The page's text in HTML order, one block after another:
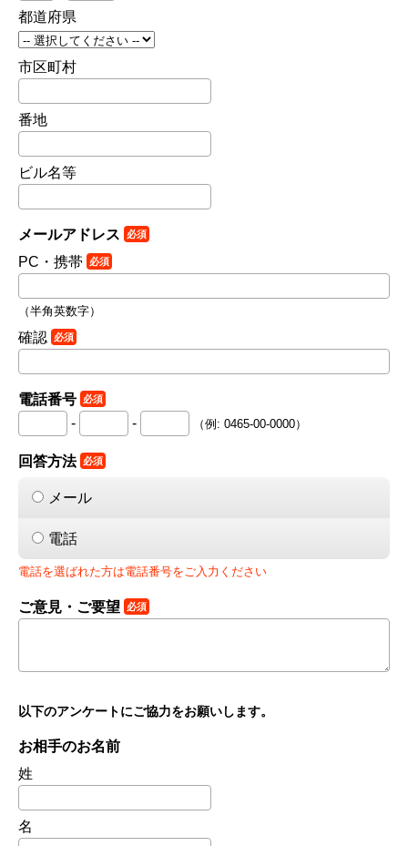
都道府県
市区町村
番地
ビル名等
メールアドレス 必須
PC・携帯 必須
（半角英数字）
確認 必須
電話番号 必須
- - （例: 0465-00-0000）
回答方法 必須
メール
電話
電話を選ばれた方は電話番号をご入力ください
ご意見・ご要望 必須
以下のアンケートにご協力をお願いします。
お相手のお名前
姓
名